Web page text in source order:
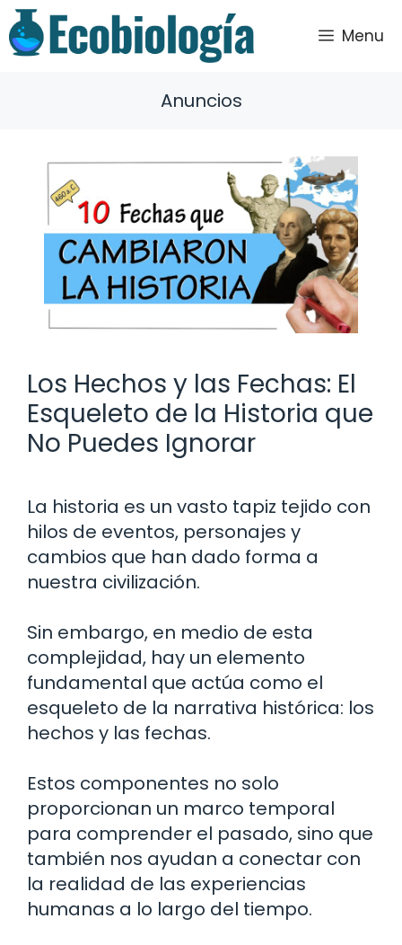
Saltar
al
contenido
Menu
Anuncios
Los Hechos y las Fechas: El
Esqueleto de la Historia que
No Puedes Ignorar
La historia es un vasto tapiz tejido con
hilos de eventos, personajes y
cambios que han dado forma a
nuestra civilización.
Sin embargo, en medio de esta
complejidad, hay un elemento
fundamental que actúa como el
esqueleto de la narrativa histórica: los
hechos y las fechas.
Estos componentes no solo
proporcionan un marco temporal
para comprender el pasado, sino que
también nos ayudan a conectar con
la realidad de las experiencias
humanas a lo largo del tiempo.